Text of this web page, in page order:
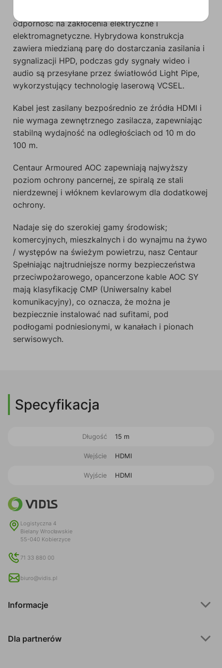
odporność na zakłócenia elektryczne i
elektromagnetyczne. Hybrydowa konstrukcja
zawiera miedzianą parę do dostarczania zasilania i
sygnalizacji HPD, podczas gdy sygnały wideo i
audio są przesyłane przez światłowód Light Pipe,
wykorzystujący technologię laserową VCSEL.
Kabel jest zasilany bezpośrednio ze źródła HDMI i
nie wymaga zewnętrznego zasilacza, zapewniając
stabilną wydajność na odległościach od 10 m do
100 m.
Centaur Armoured AOC zapewniają najwyższy
poziom ochrony pancernej, ze spiralą ze stali
nierdzewnej i włóknem kevlarowym dla dodatkowej
ochrony.
Nadaje się do szerokiej gamy środowisk;
komercyjnych, mieszkalnych i do wynajmu na żywo
/ występów na świeżym powietrzu, nasz Centaur
Spełniając najtrudniejsze normy bezpieczeństwa
przeciwpożarowego, opancerzone kable AOC SY
mają klasyfikację CMP (Uniwersalny kabel
komunikacyjny), co oznacza, że można je
bezpiecznie instalować nad sufitami, pod
podłogami podniesionymi, w kanałach i pionach
serwisowych.
Specyfikacja
Długość 15 m
Wejście HDMI
Wyjście HDMI
Logistyczna 4
Bielany Wrocławskie
55-040 Kobierzyce
71 33 880 00
biuro@vidis.pl
Informacje
Dla partnerów